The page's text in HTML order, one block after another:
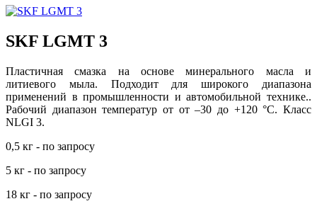
SKF LGMT 3
Пластичная смазка на основе минерального масла и
литиевого мыла. Подходит для широкого диапазона
применений в промышленности и автомобильной технике..
Рабочий диапазон температур от от –30 до +120 °C. Класс
NLGI 3.
0,5 кг - по запросу
5 кг - по запросу
18 кг - по запросу